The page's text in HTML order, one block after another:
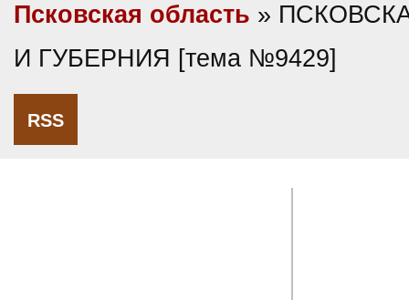
Псковская область »
И ГУБЕРНИЯ [тема №9429]
RSS